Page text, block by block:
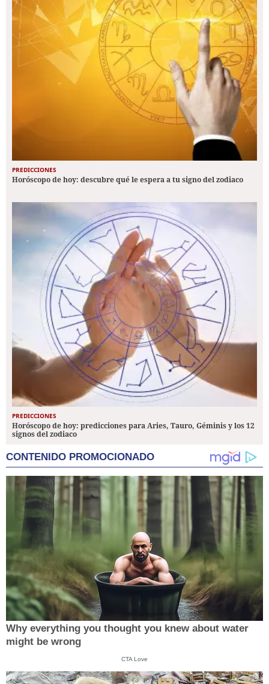
PREDICCIONES
Horóscopo de hoy: descubre qué le espera a tu signo del zodiaco
PREDICCIONES
Horóscopo de hoy: predicciones para Aries, Tauro, Géminis y los 12
signos del zodiaco
CONTENIDO PROMOCIONADO
Why everything you thought you knew about water
might be wrong
CTA Love